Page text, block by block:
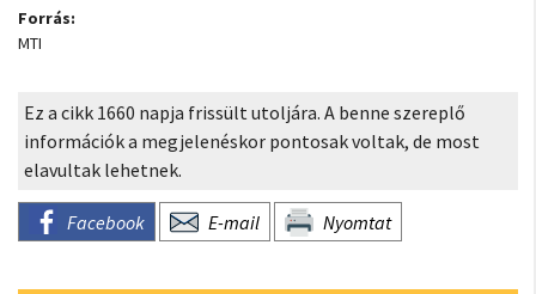
Forrás:
MTI
Ez a cikk 1660 napja frissült utoljára. A benne szereplő
információk a megjelenéskor pontosak voltak, de most
elavultak lehetnek.
Facebook E-mail Nyomtat